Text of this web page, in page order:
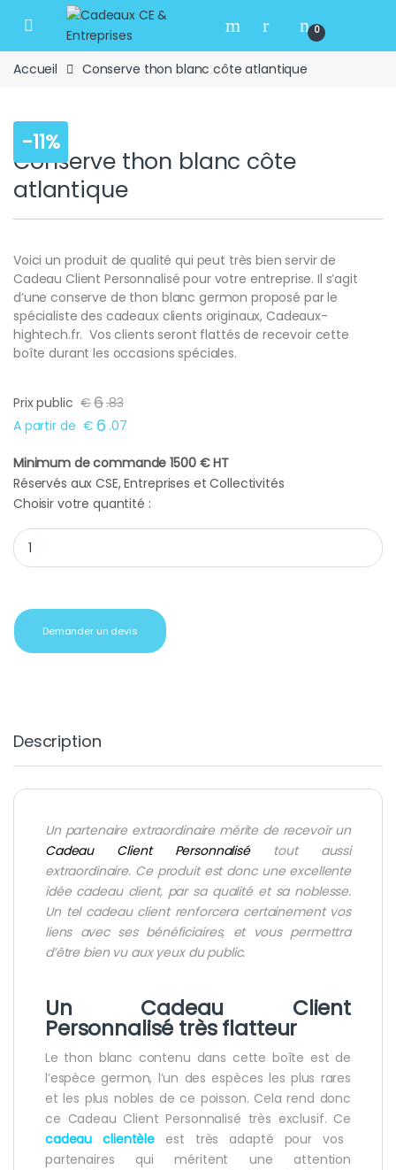
Skip to navigation
Skip to content
Open 0
Accueil Conserve thon blanc côte atlantique
-11%
Conserve thon blanc côte
atlantique
Voici un produit de qualité qui peut très bien servir de
Cadeau Client Personnalisé pour votre entreprise. Il s’agit
d’une conserve de thon blanc germon proposé par le
spécialiste des cadeaux clients originaux, Cadeaux-
hightech.fr. Vos clients seront flattés de recevoir cette
boîte durant les occasions spéciales.
Prix public €6.83
A partir de € 6 .07
Minimum de commande 1500 € HT
Réservés aux CSE, Entreprises et Collectivités
Choisir votre quantité :
Conserve thon blanc côte atlantique quantity
Demander un devis
Description
Un partenaire extraordinaire mérite de recevoir un
Cadeau Client Personnalisétout aussi
extraordinaire. Ce produit est donc une excellente
idée cadeau client, par sa qualité et sa noblesse.
Un tel cadeau client renforcera certainement vos
liens avec ses bénéficiaires, et vous permettra
d’être bien vu aux yeux du public.
Un Cadeau Client
Personnalisé très flatteur
Le thon blanc contenu dans cette boîte est de
l’espèce germon, l’un des espèces les plus rares
et les plus nobles de ce poisson. Cela rend donc
ce Cadeau Client Personnalisé très exclusif. Ce
cadeau clientèle est très adapté pour vos
partenaires qui méritent une attention